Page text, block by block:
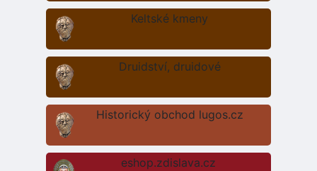
Keltské kmeny
Druidství, druidové
Historický obchod lugos.cz
eshop.zdislava.cz